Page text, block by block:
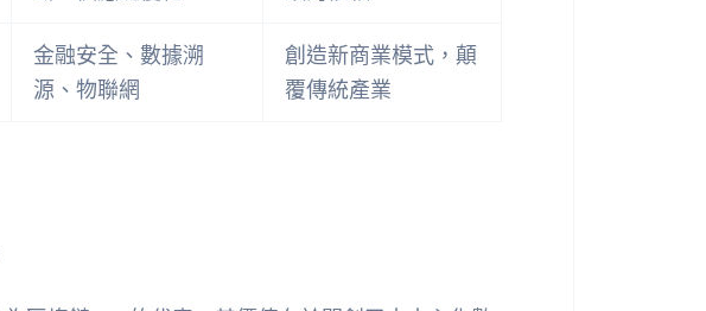
金融安全、數據溯
源、物聯網
創造新商業模式，顛
覆傳統產業